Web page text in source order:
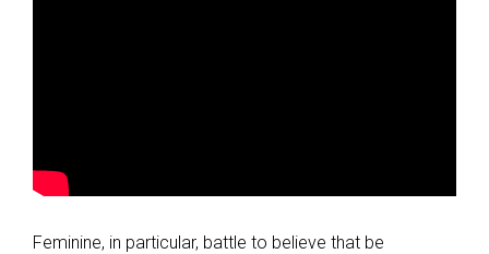
Feminine, in particular, battle to believe that be